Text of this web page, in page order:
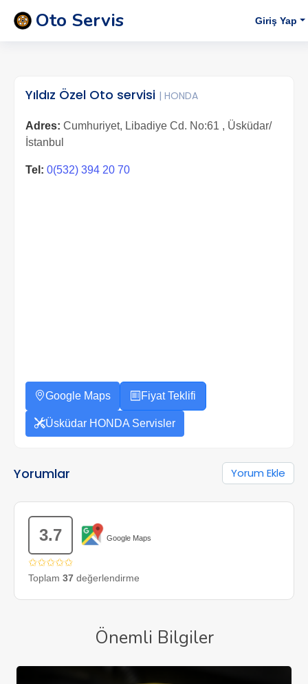
Oto Servis Giriş Yap
Yıldız Özel Oto servisi | HONDA
Adres: Cumhuriyet, Libadiye Cd. No:61 , Üsküdar/
İstanbul
Tel: 0(532) 394 20 70
Google Maps Fiyat Teklifi
Üsküdar HONDA Servisler
Yorumlar Yorum Ekle
3.7 Google Maps
✩✩✩✩✩
Toplam 37 değerlendirme
Önemli Bilgiler